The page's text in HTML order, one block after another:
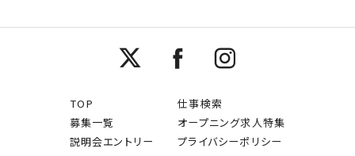
TOP
仕事検索
募集一覧
オープニング求人特集
説明会エントリー
プライバシーポリシー